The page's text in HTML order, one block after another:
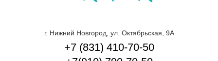
СПОСОБЫ ОПЛАТЫ
г. Нижний Новгород, ул. Октябрьская, 9А
+7 (831) 410-70-50